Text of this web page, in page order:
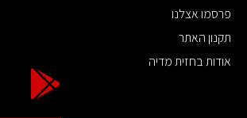
פרסמו אצלנו
תקנון האתר
אודות בחזית מדיה